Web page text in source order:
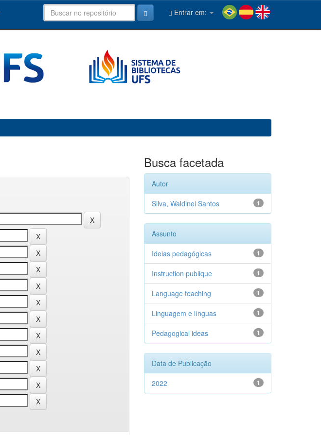
Entrar em:
Busca facetada
Autor
1
Silva, Waldinei Santos
Assunto
1
Ideias pedagógicas
1
Instruction publique
1
Language teaching
1
Linguagem e línguas
1
Pedagogical ideas
Data de Publicação
1
2022